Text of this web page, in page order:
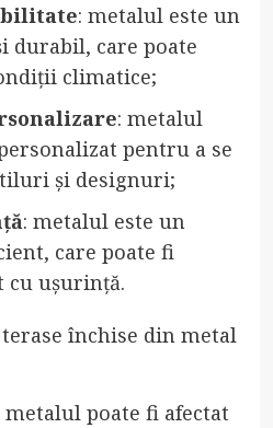
: metalul este un
durabil, care poate
climatice;
: metalul
pentru a se
și designuri;
: metalul este un
care poate fi
cu ușurință.
închise din metal
metalul poate fi afectat